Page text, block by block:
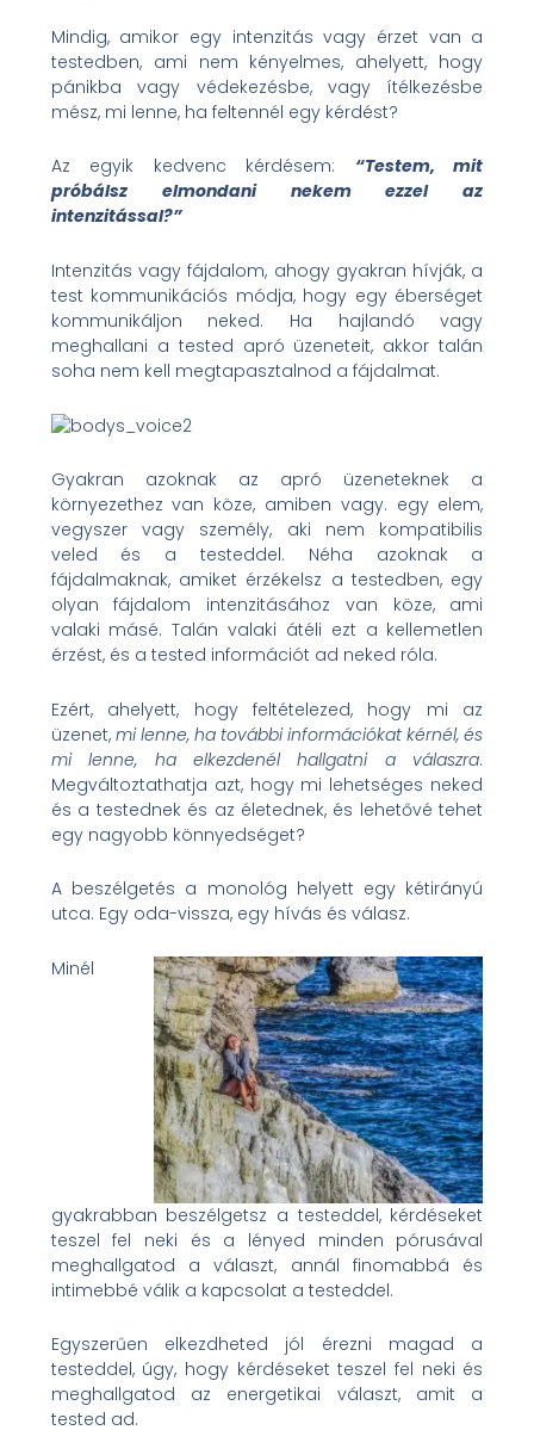
Mindig, amikor egy intenzitás vagy érzet van a
testedben, ami nem kényelmes, ahelyett, hogy
pánikba vagy védekezésbe, vagy ítélkezésbe
mész, mi lenne, ha feltennél egy kérdést?
Az egyik kedvenc kérdésem: “Testem, mit
próbálsz elmondani nekem ezzel az
intenzitással?”
Intenzitás vagy fájdalom, ahogy gyakran hívják, a
test kommunikációs módja, hogy egy éberséget
kommunikáljon neked. Ha hajlandó vagy
meghallani a tested apró üzeneteit, akkor talán
soha nem kell megtapasztalnod a fájdalmat.
Gyakran azoknak az apró üzeneteknek a
környezethez van köze, amiben vagy. egy elem,
vegyszer vagy személy, aki nem kompatibilis
veled és a testeddel. Néha azoknak a
fájdalmaknak, amiket érzékelsz a testedben, egy
olyan fájdalom intenzitásához van köze, ami
valaki másé. Talán valaki átéli ezt a kellemetlen
érzést, és a tested információt ad neked róla.
Ezért, ahelyett, hogy feltételezed, hogy mi az
üzenet,mi lenne, ha további információkat kérnél, és
mi lenne, ha elkezdenél hallgatni a válaszra.
Megváltoztathatja azt, hogy mi lehetséges neked
és a testednek és az életednek, és lehetővé tehet
egy nagyobb könnyedséget?
A beszélgetés a monológ helyett egy kétirányú
utca. Egy oda-vissza, egy hívás és válasz.
Minél
gyakrabban beszélgetsz a testeddel, kérdéseket
teszel fel neki és a lényed minden pórusával
meghallgatod a választ, annál finomabbá és
intimebbé válik a kapcsolat a testeddel.
Egyszerűen elkezdheted jól érezni magad a
testeddel, úgy, hogy kérdéseket teszel fel neki és
meghallgatod az energetikai választ, amit a
tested ad.